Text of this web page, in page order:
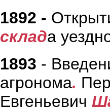
1892 -
склада
1893 -
агронома.
Евгеньевич